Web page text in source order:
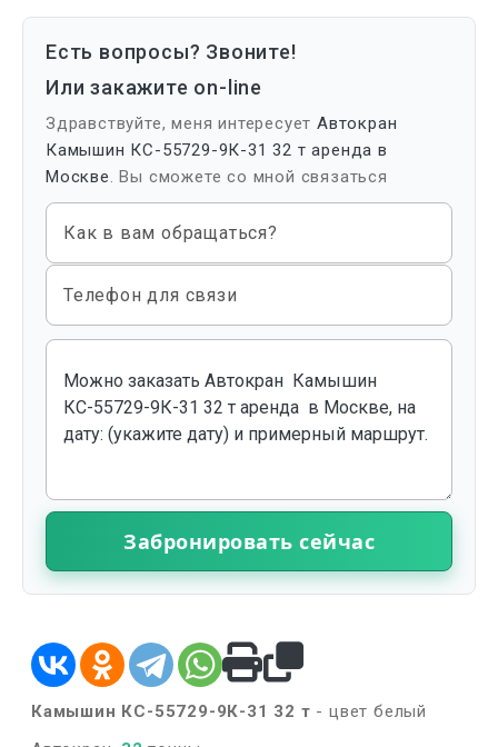
Есть вопросы? Звоните!
Или закажите on-line
Здравствуйте, меня интересуетАвтокран
Камышин КС-55729-9К-31 32 т аренда в
Москве. Вы сможете со мной связаться
Как в вам обращаться?
Телефон для связи
Забронировать сейчас
Камышин КС-55729-9К-31 32 т - цвет белый